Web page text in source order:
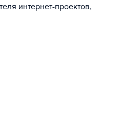
интернет-проектов,